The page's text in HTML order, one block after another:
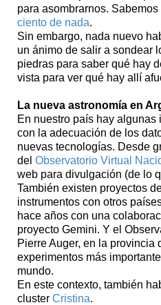
para asombrarnos. Sabemos
ciento de nada.
Sin embargo, nada nuevo
un ánimo de salir a sondear
piedras para saber qué hay
vista para ver qué hay allí
La nueva astronomía en
En nuestro país hay
con la adecuación de los
nuevas tecnologías. Desde
del Observatorio Virtual
web para divulgación (de lo
También existen proyectos
instrumentos con otros
hace años con una
proyecto Gemini. Y el
Pierre Auger, en la provincia
experimentos más
mundo.
En este contexto, también
cluster Cristina.